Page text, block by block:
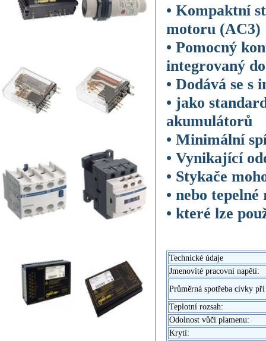
• Kompaktní
motoru (AC3)
• Pomocný
integrovaný
• Dodává se s
• jako
akumulátorů
• Minimální
• Vynikající
• Stykače
• nebo
• které lze
Technické údaje
Jmenovité pracovní napětí:
Průměrná spotřeba cívky
Teplotní rozsah:
Odolnost vůči plamenu:
Krytí: